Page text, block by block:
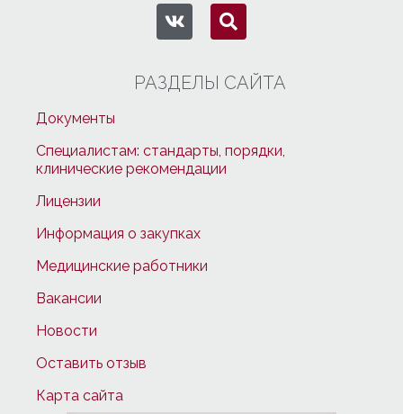
РАЗДЕЛЫ САЙТА
Документы
Специалистам: стандарты, порядки,
клинические рекомендации
Лицензии
Информация о закупках
Медицинские работники
Вакансии
Новости
Оставить отзыв
Карта сайта